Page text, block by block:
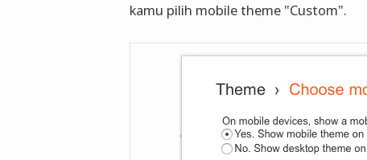
kamu pilih mobile theme "Custom".